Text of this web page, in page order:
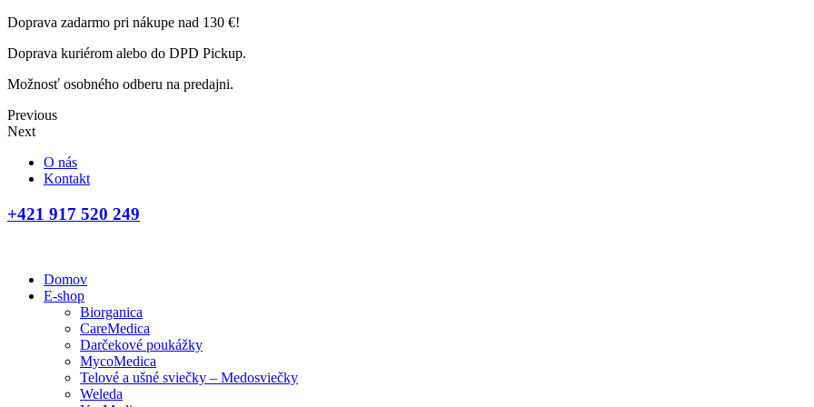
Doprava zadarmo pri nákupe nad 130 €!
Doprava kuriérom alebo do DPD Pickup.
Možnosť osobného odberu na predajni.
Previous
Next
O nás
Kontakt
+421 917 520 249
Domov
E-shop
Biorganica
CareMedica
Darčekové poukážky
MycoMedica
Telové a ušné sviečky – Medosviečky
Weleda